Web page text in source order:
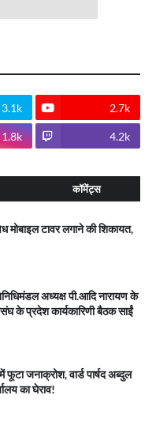
3.1k 2.7k
1.8k 4.2k
कॉमेंट्स
मोबाइल टावर लगाने की शिकायत,
अध्यक्ष पी.आदि नारायण के
के प्रदेश कार्यकारिणी बैठक साईं
फूटा जनाक्रोश, वार्ड पार्षद अब्दुल
का घेराव!